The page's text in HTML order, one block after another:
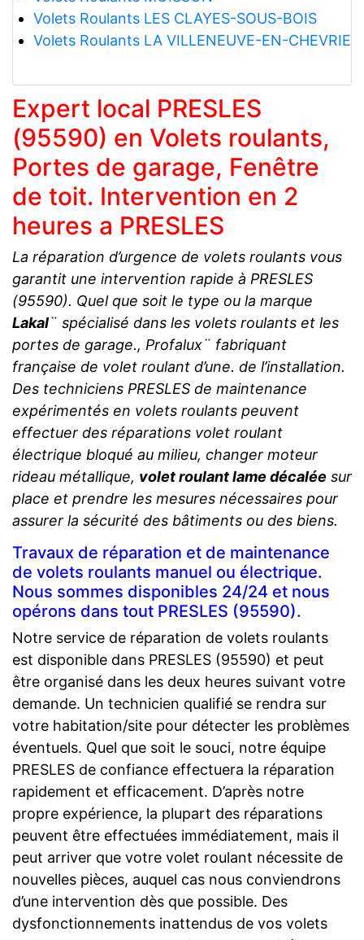
Volets Roulants LES CLAYES-SOUS-BOIS
Volets Roulants LA VILLENEUVE-EN-CHEVRIE
Expert local PRESLES
(95590) en Volets roulants,
Portes de garage, Fenêtre
de toit. Intervention en 2
heures a PRESLES
La réparation d’urgence de volets roulants vous
garantit une intervention rapide à PRESLES
(95590). Quel que soit le type ou la marque
Lakal¨ spécialisé dans les volets roulants et les
portes de garage., Profalux¨ fabriquant
française de volet roulant d’une. de l’installation.
Des techniciens PRESLES de maintenance
expérimentés en volets roulants peuvent
effectuer des réparations volet roulant
électrique bloqué au milieu, changer moteur
rideau métallique, volet roulant lame décalée sur
place et prendre les mesures nécessaires pour
assurer la sécurité des bâtiments ou des biens.
Travaux de réparation et de maintenance
de volets roulants manuel ou électrique.
Nous sommes disponibles 24/24 et nous
opérons dans tout PRESLES (95590).
Notre service de réparation de volets roulants
est disponible dans PRESLES (95590) et peut
être organisé dans les deux heures suivant votre
demande. Un technicien qualifié se rendra sur
votre habitation/site pour détecter les problèmes
éventuels. Quel que soit le souci, notre équipe
PRESLES de confiance effectuera la réparation
rapidement et efficacement. D’après notre
propre expérience, la plupart des réparations
peuvent être effectuées immédiatement, mais il
peut arriver que votre volet roulant nécessite de
nouvelles pièces, auquel cas nous conviendrons
d’une intervention dès que possible. Des
dysfonctionnements inattendus de vos volets